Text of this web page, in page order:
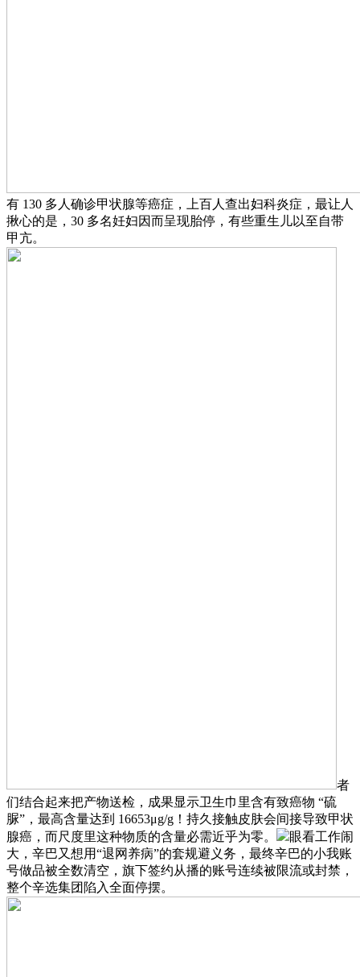
有 130 多人确诊甲状腺等癌症，上百人查出妇科炎症，最让人
揪心的是，30 多名妊妇因而呈现胎停，有些重生儿以至自带
甲亢。
者
们结合起来把产物送检，成果显示卫生巾里含有致癌物 “硫
脲”，最高含量达到 16653μg/g！持久接触皮肤会间接导致甲状
腺癌，而尺度里这种物质的含量必需近乎为零。
眼看工作闹
大，辛巴又想用“退网养病”的套规避义务，最终辛巴的小我账
号做品被全数清空，旗下签约从播的账号连续被限流或封禁，
整个辛选集团陷入全面停摆。